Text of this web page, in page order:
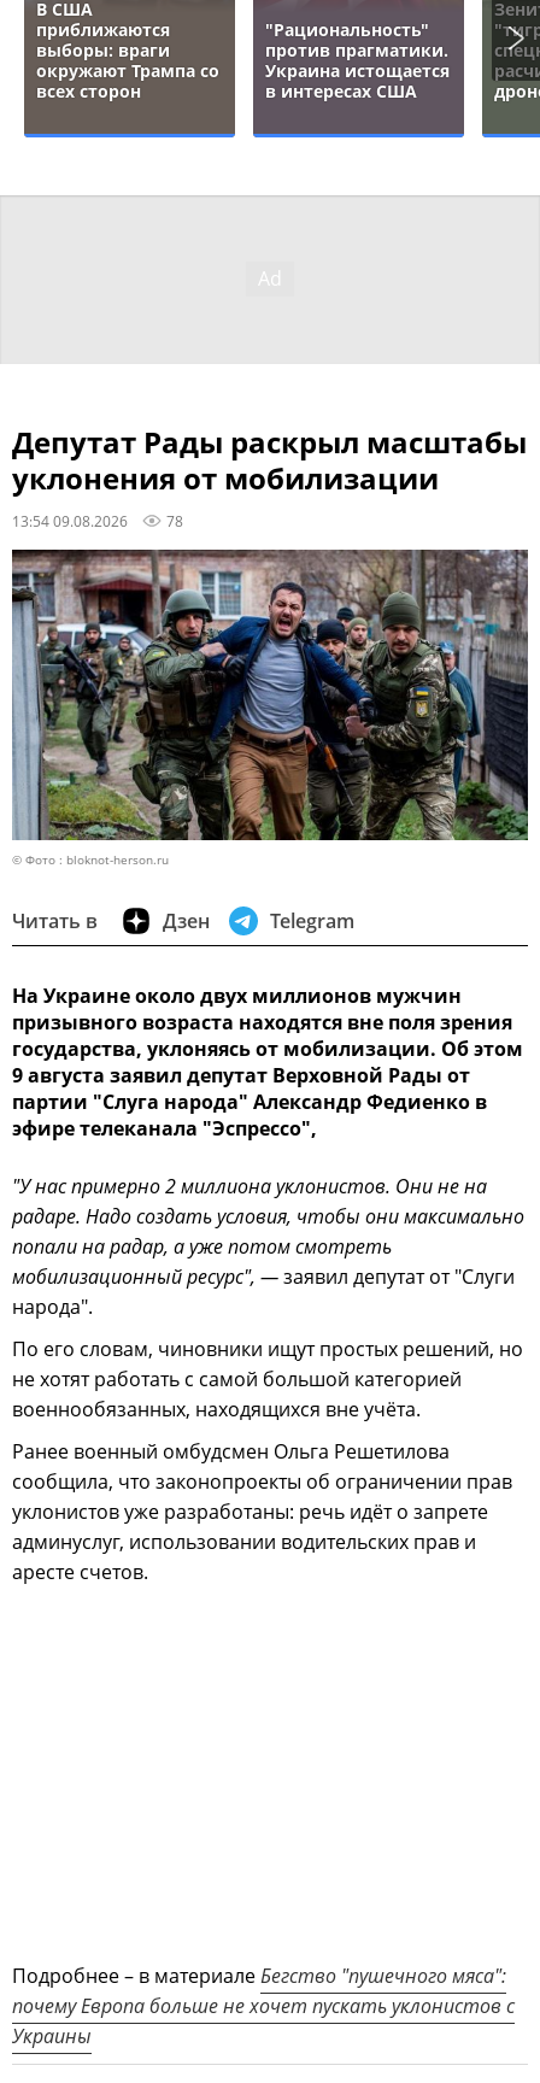
В США
приближаются
выборы: враги
окружают Трампа со
всех сторон
"Рациональность"
против прагматики.
Украина истощается
в интересах США
Депутат Рады раскрыл масштабы
уклонения от мобилизации
13:54 09.08.2026 78
© Фото : bloknot-herson.ru
Читать в Дзен Telegram
На Украине около двух миллионов мужчин
призывного возраста находятся вне поля зрения
государства, уклоняясь от мобилизации. Об этом
9 августа заявил депутат Верховной Рады от
партии "Слуга народа" Александр Федиенко в
эфире телеканала "Эспрессо",
"У нас примерно 2 миллиона уклонистов. Они не на
радаре. Надо создать условия, чтобы они максимально
попали на радар, а уже потом смотреть
мобилизационный ресурс", —заявил депутат от "Слуги
народа".
По его словам, чиновники ищут простых решений, но
не хотят работать с самой большой категорией
военнообязанных, находящихся вне учёта.
Ранее военный омбудсмен Ольга Решетилова
сообщила, что законопроекты об ограничении прав
уклонистов уже разработаны: речь идёт о запрете
админуслуг, использовании водительских прав и
аресте счетов.
Подробнее – в материалеБегство "пушечного мяса":
почему Европа больше не хочет пускать уклонистов с
Украины